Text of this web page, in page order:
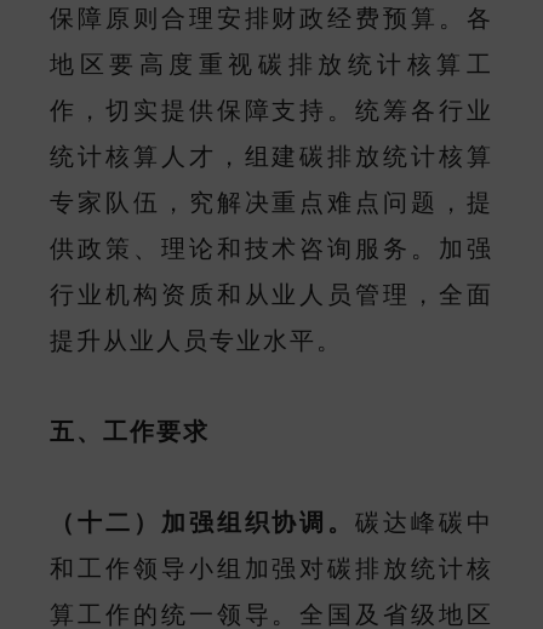
保障原则合理安排财政经费预算。各
地区要高度重视碳排放统计核算工
作，切实提供保障支持。统筹各行业
统计核算人才，组建碳排放统计核算
专家队伍，究解决重点难点问题，提
供政策、理论和技术咨询服务。加强
行业机构资质和从业人员管理，全面
提升从业人员专业水平。
五、工作要求
（十二）加强组织协调。碳达峰碳中
和工作领导小组加强对碳排放统计核
算工作的统一领导。全国及省级地区